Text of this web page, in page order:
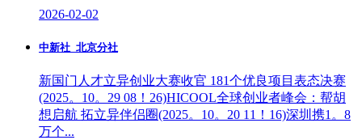
2026-02-02
中新社_北京分社
新国门人才立异创业大赛收官 181个优良项目表态决赛
(2025。10。29 08！26)HICOOL全球创业者峰会：帮胡
想启航 拓立异伴侣圈(2025。10。20 11！16)深圳携1。8
万个...